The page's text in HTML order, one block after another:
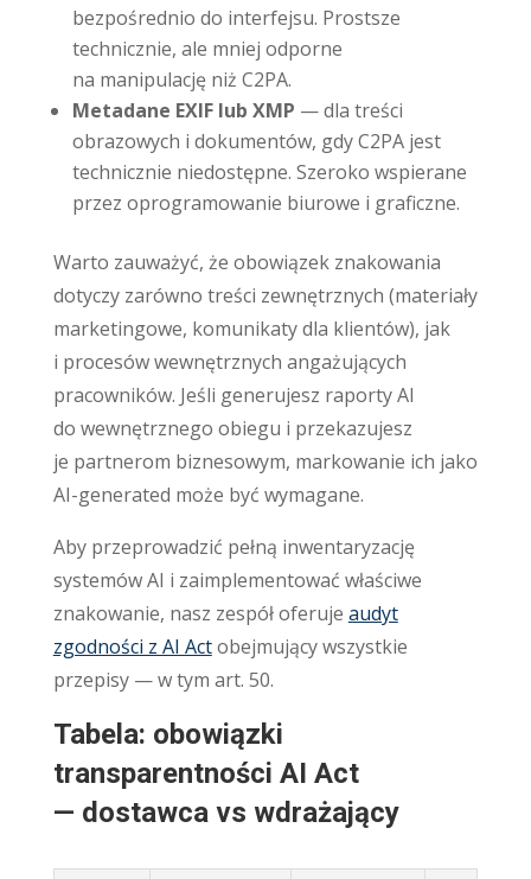
bezpośrednio do interfejsu. Prostsze
technicznie, ale mniej odporne
na manipulację niż C2PA.
Metadane EXIF lub XMP — dla treści
obrazowych i dokumentów, gdy C2PA jest
technicznie niedostępne. Szeroko wspierane
przez oprogramowanie biurowe i graficzne.
Warto zauważyć, że obowiązek znakowania
dotyczy zarówno treści zewnętrznych (materiały
marketingowe, komunikaty dla klientów), jak
i procesów wewnętrznych angażujących
pracowników. Jeśli generujesz raporty AI
do wewnętrznego obiegu i przekazujesz
je partnerom biznesowym, markowanie ich jako
AI-generated może być wymagane.
Aby przeprowadzić pełną inwentaryzację
systemów AI i zaimplementować właściwe
znakowanie, nasz zespół oferuje audyt
zgodności z AI Actobejmujący wszystkie
przepisy — w tym art. 50.
Tabela: obowiązki
transparentności AI Act
— dostawca vs wdrażający